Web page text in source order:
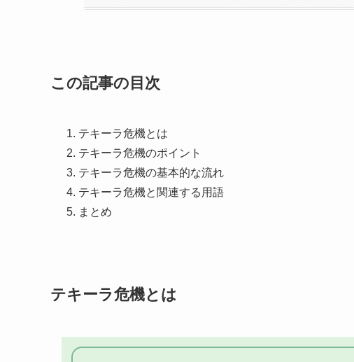
この記事の目次
テキーラ危機とは
テキーラ危機のポイント
テキーラ危機の基本的な流れ
テキーラ危機と関連する用語
まとめ
テキーラ危機とは